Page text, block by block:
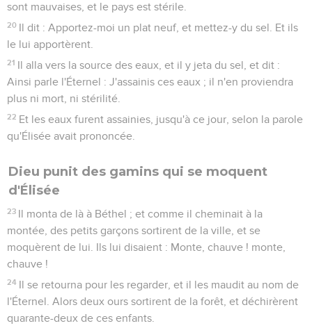
sont mauvaises, et le pays est stérile.
20 Il dit : Apportez-moi un plat neuf, et mettez-y du sel. Et ils
le lui apportèrent.
21 Il alla vers la source des eaux, et il y jeta du sel, et dit :
Ainsi parle l'Éternel : J'assainis ces eaux ; il n'en proviendra
plus ni mort, ni stérilité.
22 Et les eaux furent assainies, jusqu'à ce jour, selon la parole
qu'Élisée avait prononcée.
Dieu punit des gamins qui se moquent
d'Élisée
23 Il monta de là à Béthel ; et comme il cheminait à la
montée, des petits garçons sortirent de la ville, et se
moquèrent de lui. Ils lui disaient : Monte, chauve ! monte,
chauve !
24 Il se retourna pour les regarder, et il les maudit au nom de
l'Éternel. Alors deux ours sortirent de la forêt, et déchirèrent
quarante-deux de ces enfants.